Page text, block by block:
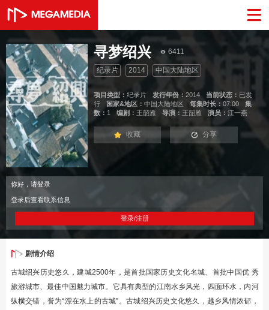
寻梦绍兴 6411
纪录片 2014 中国大陆地区
项目类型： 纪录片 发行年份： 2014 当前状态： 已发
行
国家&地区： 中国大陆地区 每集时长： 07:00
集
数： 1 编剧： 王韶雁 导演： 王韶雁 演员： 江一燕
收藏 分享
你好，请登录
登录后查看联系信息
登录/注册
剧情介绍
古城绍兴历史悠久，建城2500年，是首批国家历史文化名城、首批中国优 秀
旅游城市、最佳中国魅力城市。它具有典型的江南水乡风光，四面环水，内河
纵横交错，誉为“漂在水上的古城”。古城绍兴历史文化悠久，越乡风情浓郁，